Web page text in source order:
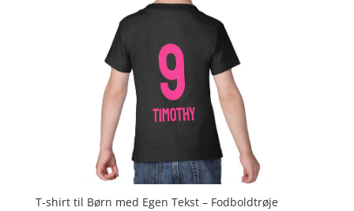
T-shirt til Børn med Egen Tekst – Fodboldtrøje